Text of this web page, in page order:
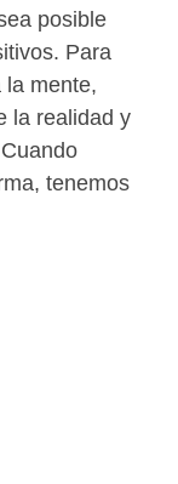
posible
Para
la mente,
la realidad y
tenemos